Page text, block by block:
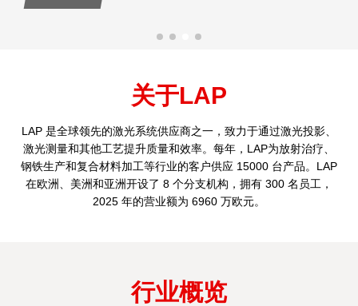
关于LAP
LAP 是全球领先的激光系统供应商之一，致力于通过激光投影、
激光测量和其他工艺提升质量和效率。每年，LAP为放射治疗、
钢铁生产和复合材料加工等行业的客户供应 15000 台产品。LAP
在欧洲、美洲和亚洲开设了 8 个分支机构，拥有 300 名员工，
2025 年的营业额为 6960 万欧元。
行业概览